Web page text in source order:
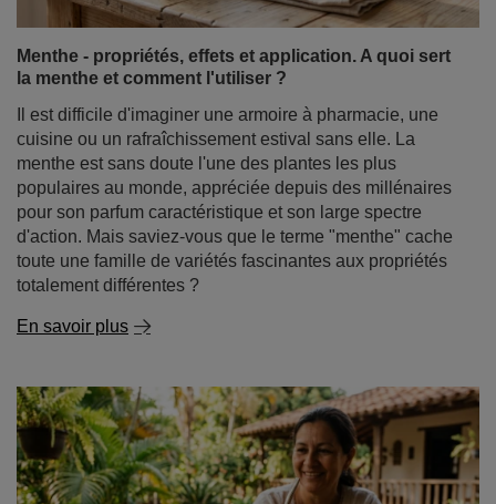
Menthe - propriétés, effets et application. A quoi sert
la menthe et comment l'utiliser ?
Il est difficile d'imaginer une armoire à pharmacie, une
cuisine ou un rafraîchissement estival sans elle. La
menthe est sans doute l'une des plantes les plus
populaires au monde, appréciée depuis des millénaires
pour son parfum caractéristique et son large spectre
d'action. Mais saviez-vous que le terme "menthe" cache
toute une famille de variétés fascinantes aux propriétés
totalement différentes ?
En savoir plus